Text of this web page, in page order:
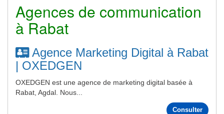
Agences de communication
à Rabat
Agence Marketing Digital à Rabat
| OXEDGEN
OXEDGEN est une agence de marketing digital basée à
Rabat, Agdal. Nous...
Consulter